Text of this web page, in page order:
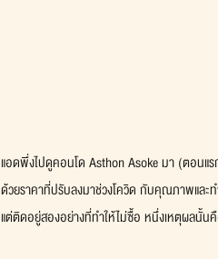
แอดพึ่งไปดูคอนโด Asthon Asoke มา (ตอนแ
ด้วยราคาที่ปรับลงมาช่วงโควิด กับคุณภาพแล
แต่ติดอยู่สองอย่างที่ทำให้ไม่ซื้อ หนึ่งเหตุผลนั้น